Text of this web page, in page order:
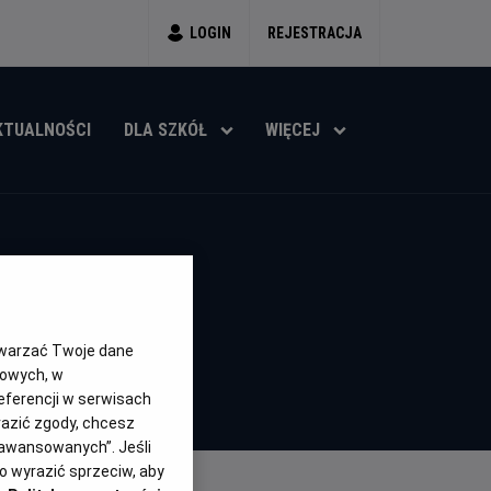
LOGIN REJESTRACJA
DLA SZKÓŁ WIĘCEJ
Twoje dane
w
w serwisach
zgody, chcesz
Jeśli
wyrazić sprzeciw, aby